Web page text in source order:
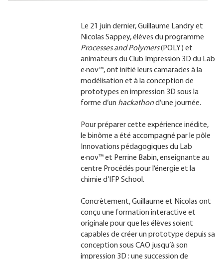
Le 21 juin dernier, Guillaume Landry et
Nicolas Sappey, élèves du programme
Processes and Polymers(POLY) et
animateurs du Club Impression 3D du Lab
e·nov™, ont initié leurs camarades à la
modélisation et à la conception de
prototypes en impression 3D sous la
forme d’un hackathond’une journée.
Pour préparer cette expérience inédite,
le binôme a été accompagné par le pôle
Innovations pédagogiques du Lab
e·nov™ et Perrine Babin, enseignante au
centre Procédés pour l’énergie et la
chimie d’IFP School.
Concrètement, Guillaume et Nicolas ont
conçu une formation interactive et
originale pour que les élèves soient
capables de créer un prototype depuis sa
conception sous CAO jusqu’à son
impression 3D : une succession de